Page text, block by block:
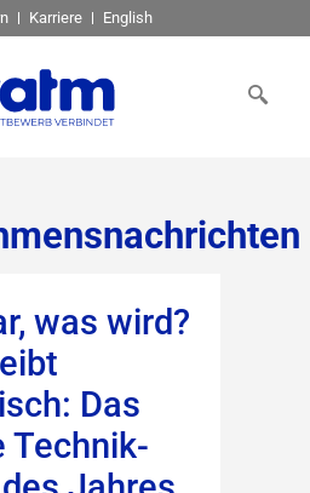
Karriere English
was wird?
Das
Technik-